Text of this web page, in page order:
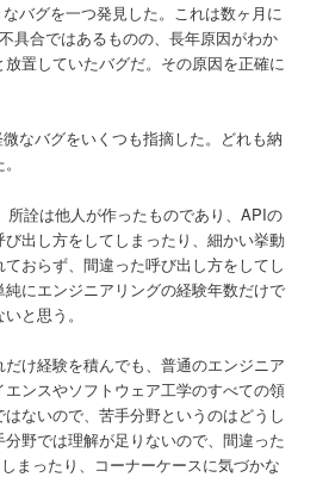
バグを一つ発見した。これは数ヶ月に
具合ではあるものの、長年原因がわか
置していたバグだ。その原因を正確に
なバグをいくつも指摘した。どれも納
所詮は他人が作ったものであり、APIの
出し方をしてしまったり、細かい挙動
おらず、間違った呼び出し方をしてし
純にエンジニアリングの経験年数だけで
と思う。
け経験を積んでも、普通のエンジニア
ンスやソフトウェア工学のすべての領
ないので、苦手分野というのはどうし
野では理解が足りないので、間違った
まったり、コーナーケースに気づかな